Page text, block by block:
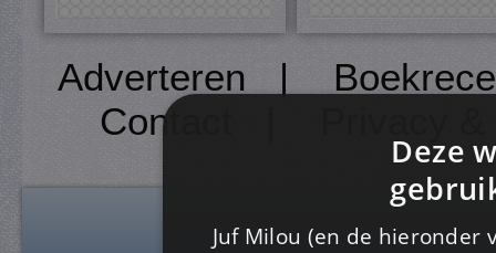
Adverteren |
Contact
Deze
Juf Milou (en de